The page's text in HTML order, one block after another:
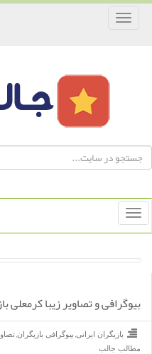
Toggle
Toggle
navigation
بیوگرافی و تصاویر زیبا
بازیگران ایرانی, بیوگرافی بازیگران,
مطالب جالب